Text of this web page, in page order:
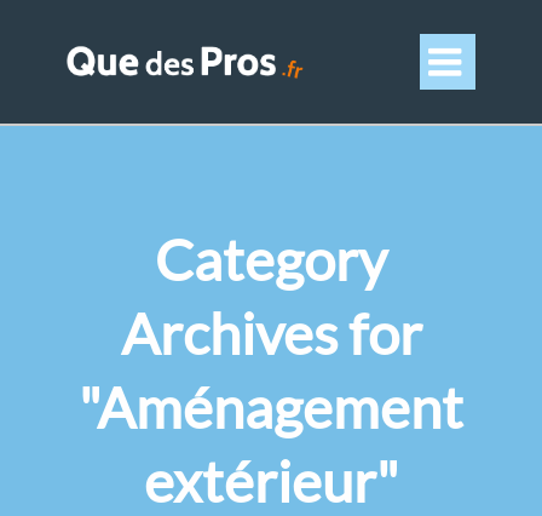

Category
Archives for
"Aménagement
extérieur"